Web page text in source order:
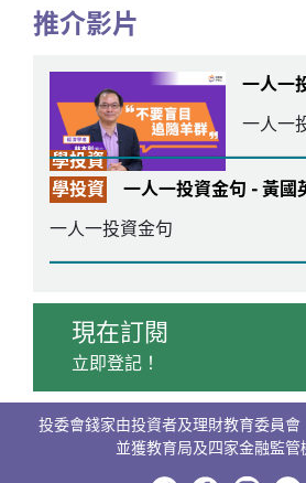
推介影片
學投資
一人一
一人一
學投資
一人一投資金句 - 黃國
一人一投資金句
現在訂閱
立即登記！
投委會錢家由投資者及理財教育委員會
並獲教育局及四家金融監管